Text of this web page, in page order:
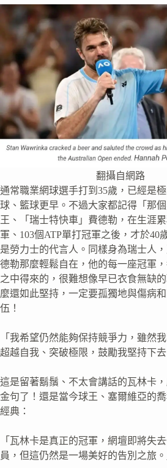
翻攝自網路
通常職業網球選手打到35歲，已經是
球、籃球更早。不過大家都記得「那
王、「瑞士特快車」費德勒，在生涯
軍、103個ATP單打冠軍之後，才於40
是勞力士的代言人。同樣身為瑞士人
德勒那麼輕鬆自在，他的每一座冠軍
之中得來的，很難想像早已衣食無缺
麼還如此堅持，一定要孤獨地與傷病
伍！
「我希望仍然能夠保持競爭力，雖然
超越自我、突破極限，鼓勵我堅持下去
這是留著鬍鬚、不太會講話的瓦林卡
金句了！還是當今球王、塞爾維亞的
經典：
「瓦林卡是真正的冠軍，網壇即將失
員，但這仍然是一場美好的告別之旅。